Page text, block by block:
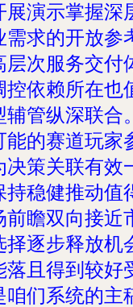
展演示掌握深
需求的开放参
层次服务交付
控依赖所在也
辅管纵深联合
能的赛道玩家
决策关联有效
持稳健推动值
前瞻双向接近
择逐步释放机
落且得到较好
咱们系统的主